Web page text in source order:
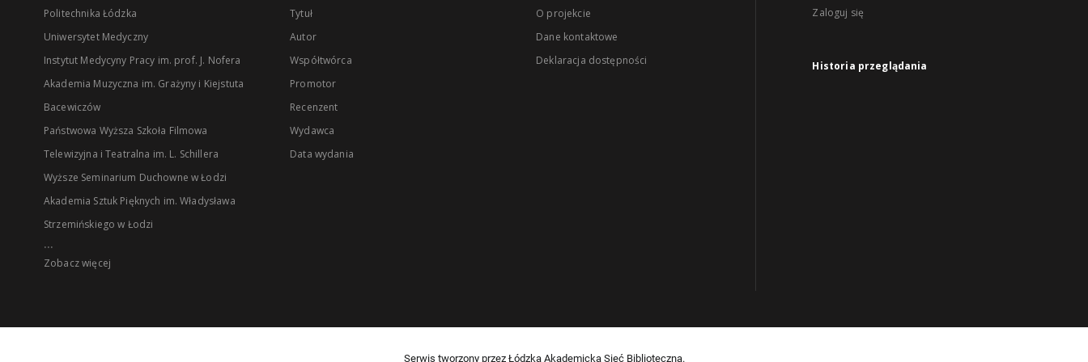
Politechnika Łódzka
Uniwersytet Medyczny
Instytut Medycyny Pracy im. prof. J. Nofera
Akademia Muzyczna im. Grażyny i Kiejstuta
Bacewiczów
Państwowa Wyższa Szkoła Filmowa
Telewizyjna i Teatralna im. L. Schillera
Wyższe Seminarium Duchowne w Łodzi
Akademia Sztuk Pięknych im. Władysława
Strzemińskiego w Łodzi
...
Zobacz więcej
Tytuł
Autor
Współtwórca
Promotor
Recenzent
Wydawca
Data wydania
O projekcie
Dane kontaktowe
Deklaracja dostępności
Zaloguj się
Historia przeglądania
Serwis tworzony przez Łódzką Akademicką Sieć Biblioteczną.